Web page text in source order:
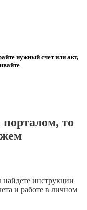
нужный счет или акт,
порталом, то
инструкции
и работе в личном